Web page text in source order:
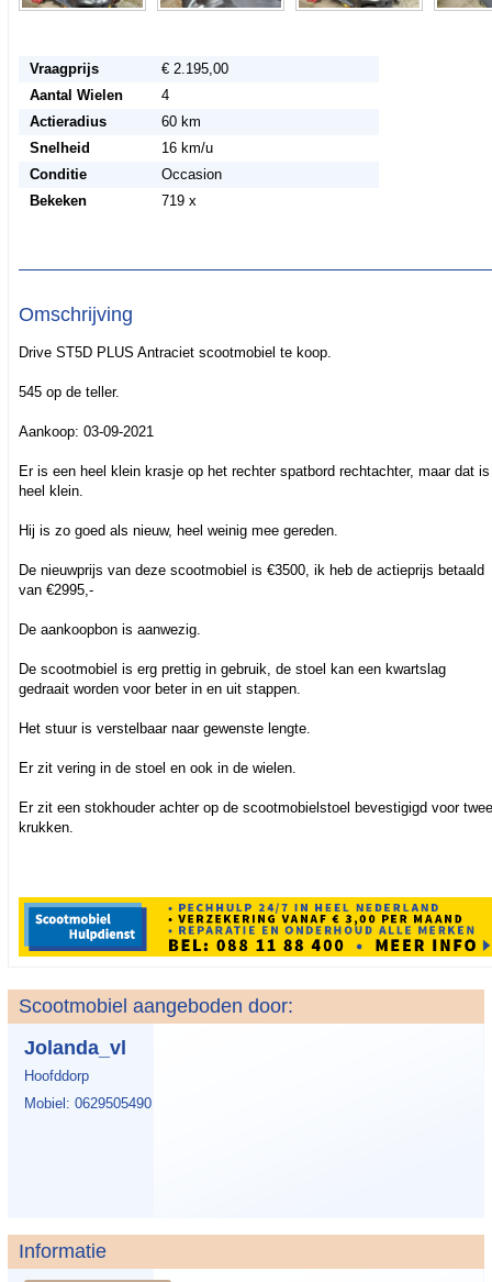
Vraagprijs
€ 2.195,00
Aantal Wielen
4
Actieradius
60 km
Snelheid
16 km/u
Conditie
Occasion
Bekeken
719 x
Omschrijving
Drive ST5D PLUS Antraciet scootmobiel te koop.
545 op de teller.
Aankoop: 03-09-2021
Er is een heel klein krasje op het rechter spatbord rechtachter, maar dat is
heel klein.
Hij is zo goed als nieuw, heel weinig mee gereden.
De nieuwprijs van deze scootmobiel is €3500, ik heb de actieprijs betaald
van €2995,-
De aankoopbon is aanwezig.
De scootmobiel is erg prettig in gebruik, de stoel kan een kwartslag
gedraait worden voor beter in en uit stappen.
Het stuur is verstelbaar naar gewenste lengte.
Er zit vering in de stoel en ook in de wielen.
Er zit een stokhouder achter op de scootmobielstoel bevestigigd voor twee
krukken.
Scootmobiel aangeboden door:
Jolanda_vl
Hoofddorp
Mobiel: 0629505490
Informatie